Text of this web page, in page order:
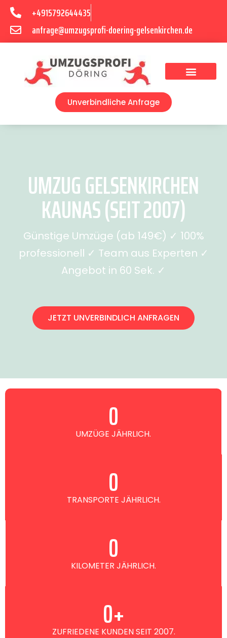
+4915792644435
anfrage@umzugsprofi-doering-gelsenkirchen.de
Unverbindliche Anfrage
UMZUG GELSENKIRCHEN
KAUNAS (SEIT 2007)
Günstige Umzüge (ab 149€) ✓ 100%
professionell ✓ Team aus Experten ✓
Angebot in 60 Sek. ✓
JETZT UNVERBINDLICH ANFRAGEN
UMZÜGE JÄHRLICH.
0
TRANSPORTE JÄHRLICH.
0
KILOMETER JÄHRLICH.
0
ZUFRIEDENE KUNDEN SEIT 2007.
0+